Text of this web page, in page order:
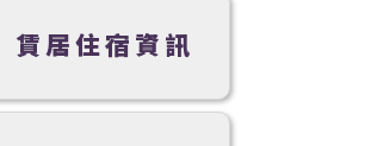
賃居住宿資訊